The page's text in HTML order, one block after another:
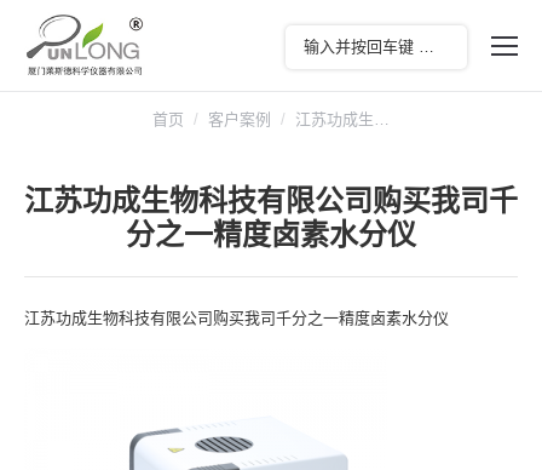
首页 客户案例 江苏功成生…
江苏功成生物科技有限公司购买我司千
分之一精度卤素水分仪
江苏功成生物科技有限公司购买我司千分之一精度卤素水分仪